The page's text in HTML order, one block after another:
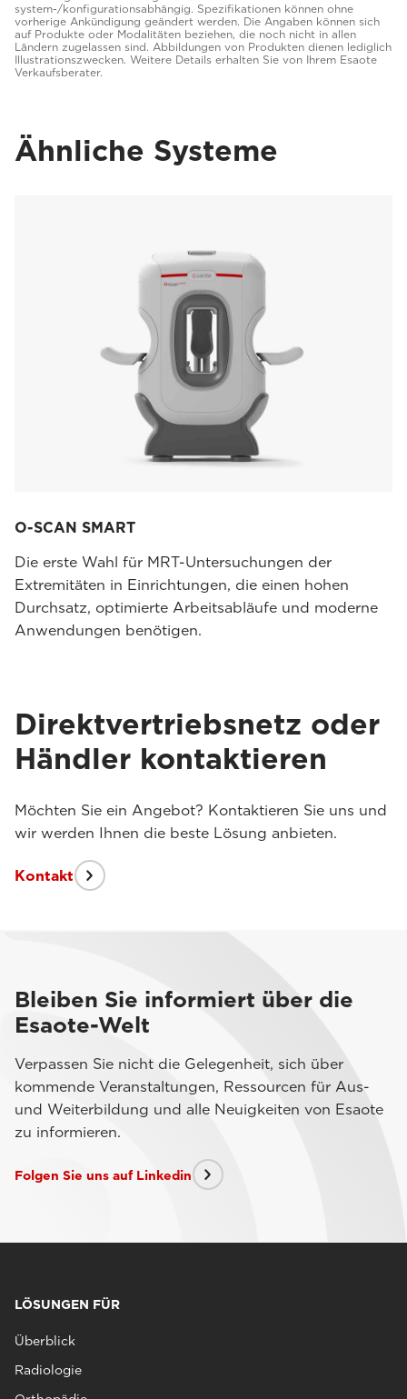
system-/konfigurationsabhängig. Spezifikationen können ohne
vorherige Ankündigung geändert werden. Die Angaben können sich
auf Produkte oder Modalitäten beziehen, die noch nicht in allen
Ländern zugelassen sind. Abbildungen von Produkten dienen lediglich
Illustrationszwecken. Weitere Details erhalten Sie von Ihrem Esaote
Verkaufsberater.
Ähnliche Systeme
O-SCAN SMART
Die erste Wahl für MRT-Untersuchungen der
Extremitäten in Einrichtungen, die einen hohen
Durchsatz, optimierte Arbeitsabläufe und moderne
Anwendungen benötigen.
Direktvertriebsnetz oder
Händler kontaktieren
Möchten Sie ein Angebot? Kontaktieren Sie uns und
wir werden Ihnen die beste Lösung anbieten.
Kontakt
Bleiben Sie informiert über die
Esaote-Welt
Verpassen Sie nicht die Gelegenheit, sich über
kommende Veranstaltungen, Ressourcen für Aus-
und Weiterbildung und alle Neuigkeiten von Esaote
zu informieren.
Folgen Sie uns auf Linkedin
LÖSUNGEN FÜR
Überblick
Radiologie